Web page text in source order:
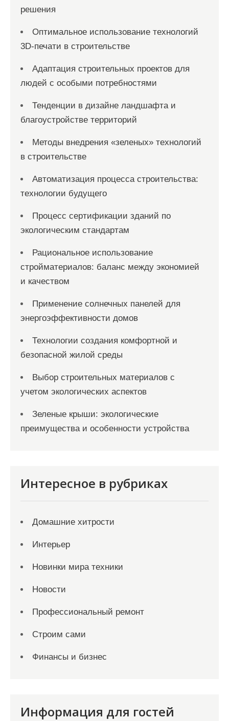
решения
Оптимальное использование технологий
3D-печати в строительстве
Адаптация строительных проектов для
людей с особыми потребностями
Тенденции в дизайне ландшафта и
благоустройстве территорий
Методы внедрения «зеленых» технологий
в строительстве
Автоматизация процесса строительства:
технологии будущего
Процесс сертификации зданий по
экологическим стандартам
Рациональное использование
стройматериалов: баланс между экономией
и качеством
Применение солнечных панелей для
энергоэффективности домов
Технологии создания комфортной и
безопасной жилой среды
Выбор строительных материалов с
учетом экологических аспектов
Зеленые крыши: экологические
преимущества и особенности устройства
Интересное в рубриках
Домашние хитрости
Интерьер
Новинки мира техники
Новости
Профессиональный ремонт
Строим сами
Финансы и бизнес
Информация для гостей